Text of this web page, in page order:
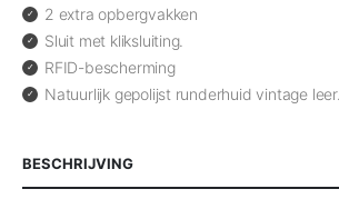
2 extra opbergvakken
Sluit met kliksluiting.
RFID-bescherming
Natuurlijk gepolijst runderhuid vintage leer.
BESCHRIJVING